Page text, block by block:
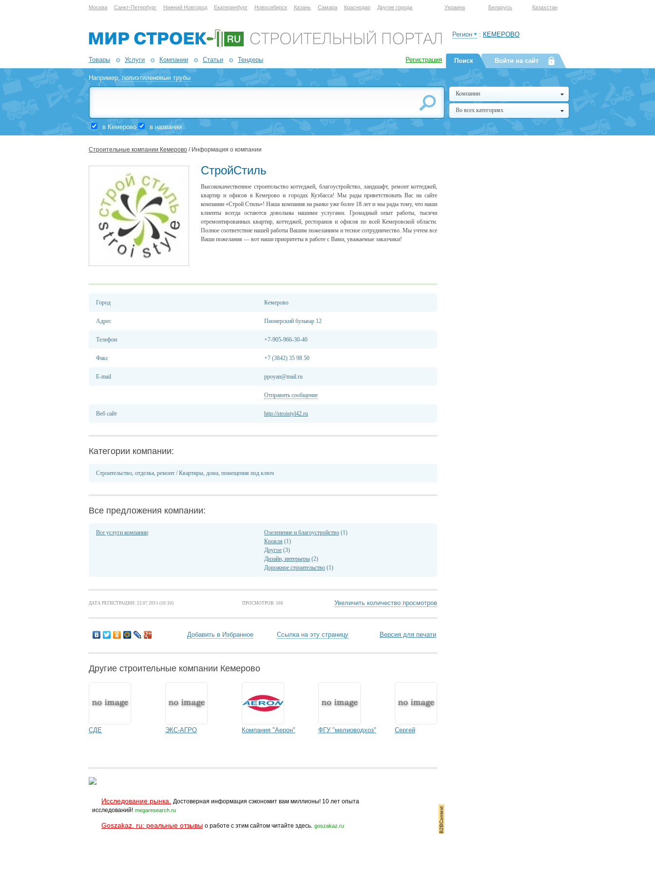
Москва Санкт-Петербург Нижний Новгород Екатеринбург Новосибирск Казань Самара Краснодар Другие города Украина Беларусь Казахстан
Товары Услуги Компании Статьи Тендеры Регистрация
Регион : КЕМЕРОВО
Например,полиэтиленовые трубы
в Кемерово в названии
Поиск Войти на сайт
Компании
Во всех категориях
Строительные компании Кемерово / Информация о компании
СтройСтиль
Высококачественное строительство коттеджей, благоустройство, ландшафт, ремонт коттеджей,
квартир и офисов в Кемерово и городах Кузбасса! Мы рады приветствовать Вас на сайте
компании «Строй Стиль»! Наша компания на рынке уже более 18 лет и мы рады тому, что наши
клиенты всегда остаются довольны нашими услугами. Громадный опыт работы, тысячи
отремонтированных квартир, коттеджей, ресторанов и офисов по всей Кемеровской области.
Полное соответствие нашей работы Вашим пожеланиям и тесное сотрудничество. Мы учтем все
Ваши пожелания — вот наши приоритеты в работе с Вами, уважаемые заказчики!
Город Кемерово
Адрес Пионерский бульвар 12
Телефон +7-905-966-30-40
Факс +7 (3842) 35 98 50
E-mail ppoyan@mail.ru
Отправить сообщение
Веб сайт http://stroistyl42.ru
Категории компании:
Строительство, отделка, ремонт /Квартиры, дома, помещения под ключ
Все предложения компании:
Все услуги компании: Озеленение и благоустройство (1)
Кровля (1)
Другое (3)
Дизайн, интерьеры (2)
Дорожное строительство (1)
ДАТА РЕГИСТРАЦИИ: 22.07.2011 (10:10) ПРОСМОТРОВ: 166 Увеличить количество просмотров
Добавить в Избранное Ссылка на эту страницу Версия для печати
Другие строительные компании Кемерово
СДЕ ЭКС-АГРО Компания "Аерон" ФГУ "мелиоводхоз" Сергей
Исследование рынка.
Достоверная информация сэкономит вам миллионы! 10 лет опыта
исследований! megaresearch.ru
Goszakaz. ru: реальные отзывы о работе с этим сайтом читайте здесь. goszakaz.ru